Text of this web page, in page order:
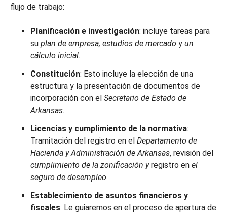
flujo de trabajo:
Planificación e investigación: incluye tareas para
su plan de empresa, estudios de mercado y un
cálculo inicial.
Constitución: Esto incluye la elección de una
estructura y la presentación de documentos de
incorporación con el Secretario de Estado de
Arkansas.
Licencias y cumplimiento de la normativa:
Tramitación del registro en el Departamento de
Hacienda y Administración de Arkansas, revisión del
cumplimiento de la zonificación yregistro en el
seguro de desempleo.
Establecimiento de asuntos financieros y
fiscales: Le guiaremos en el proceso de apertura de